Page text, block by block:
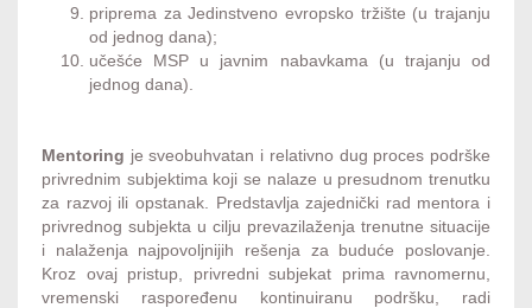
priprema za Jedinstveno evropsko tržište (u trajanju
od jednog dana);
učešće MSP u javnim nabavkama (u trajanju od
jednog dana).
Mentoring je sveobuhvatan i relativno dug proces podrške
privrednim subjektima koji se nalaze u presudnom trenutku
za razvoj ili opstanak. Predstavlja zajednički rad mentora i
privrednog subjekta u cilju prevazilaženja trenutne situacije
i nalaženja najpovoljnijih rešenja za buduće poslovanje.
Kroz ovaj pristup, privredni subjekat prima ravnomernu,
vremenski raspoređenu kontinuiranu podršku, radi